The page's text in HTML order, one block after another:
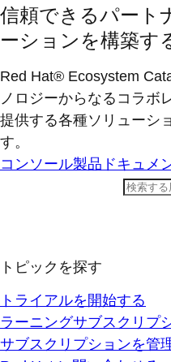
信頼できるパート
ーションを構築す
Red Hat® Ecosystem
ノロジーからなるコラボ
提供する各種ソリューシ
す。
コンソール製品ドキュメ
トピックを探す
トライアルを開始する
ラーニングサブスクリプ
サブスクリプションを管